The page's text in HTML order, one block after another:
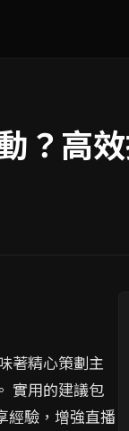
？高
著精心策劃主
實用的建議包
經驗，增強直播